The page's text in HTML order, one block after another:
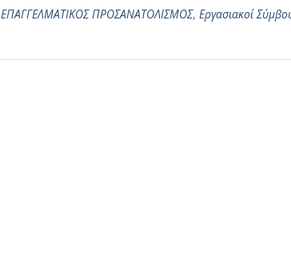
ΕΠΑΓΓΕΛΜΑΤΙΚΟΣ ΠΡΟΣΑΝΑΤΟΛΙΣΜΟΣ, Εργασιακοί